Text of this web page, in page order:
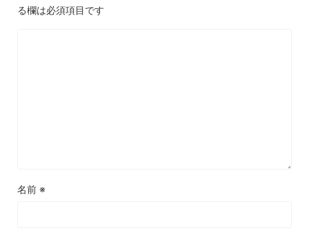
る欄は必須項目です
名前 ※